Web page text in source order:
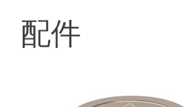
配件